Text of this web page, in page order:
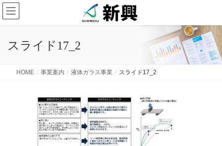
スライド17_2
HOME 事業案内 液体ガラス事業 スライド17_2